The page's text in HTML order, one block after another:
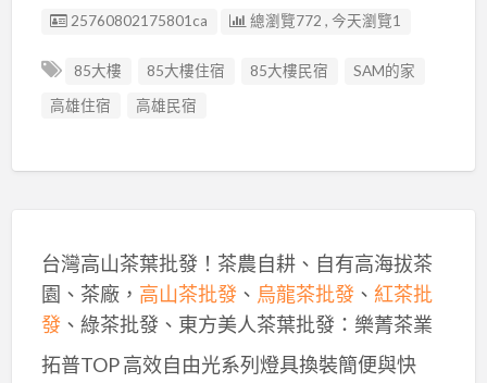
廣告编號
25760802175801ca 總瀏覽772 , 今天瀏覽1
85大樓 85大樓住宿 85大樓民宿
SAM的家
高雄住宿
高雄民宿
台灣高山茶葉批發！茶農自耕、自有高海拔茶
園、茶廠， 高山茶批發、 烏龍茶批發、 紅茶批
發、綠茶批發、東方美人茶葉批發：樂菁茶業
拓普TOP 高效自由光系列燈具換裝簡便與快